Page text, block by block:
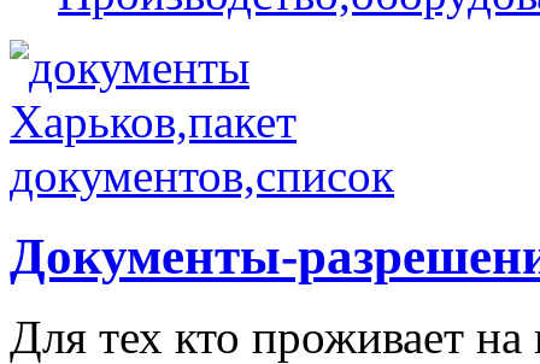
Документы-
Для тех кто проживает на